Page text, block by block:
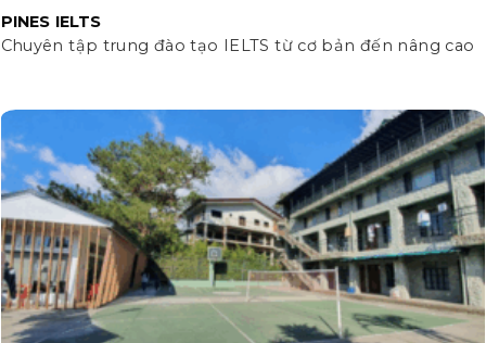
PINES IELTS
Chuyên tập trung đào tạo IELTS từ cơ bản đến nâng cao